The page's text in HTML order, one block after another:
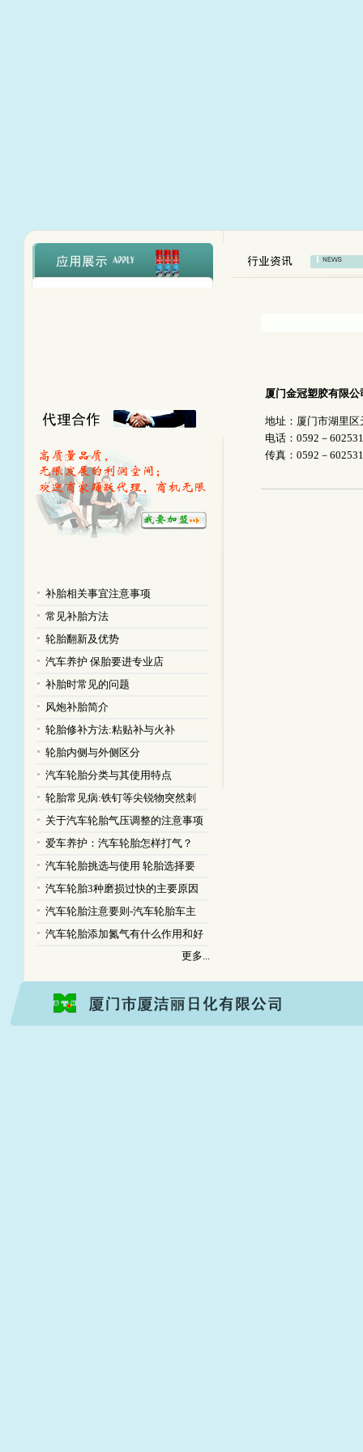
补胎相关事宜注意事项
常见补胎方法
轮胎翻新及优势
汽车养护 保胎要进专业店
补胎时常见的问题
风炮补胎简介
轮胎修补方法:粘贴补与火补
轮胎内侧与外侧区分
汽车轮胎分类与其使用特点
轮胎常见病:铁钉等尖锐物突然刺
关于汽车轮胎气压调整的注意事项
爱车养护：汽车轮胎怎样打气？
汽车轮胎挑选与使用 轮胎选择要
汽车轮胎3种磨损过快的主要原因
汽车轮胎注意要则-汽车轮胎车主
汽车轮胎添加氮气有什么作用和好
更多...
厦门金冠塑胶有限公
地址： 厦门市湖里
电话：0592－
传真：0592－